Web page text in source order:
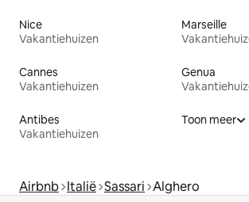
Nice
Vakantiehuizen
Marseille
Cannes
Vakantiehuizen
Genua
Antibes
Vakantiehuizen
Toon meer
Airbnb Italië Sassari Alghero